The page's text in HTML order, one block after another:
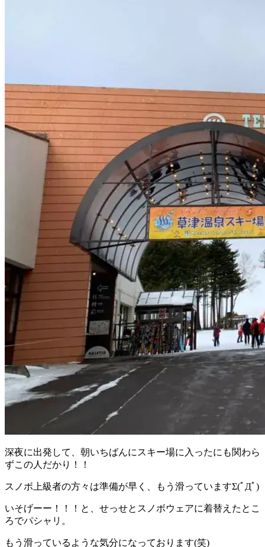
深夜に出発して、朝いちばんにスキー場に入ったにも関わら
ずこの人だかり！！
スノボ上級者の方々は準備が早く、もう滑っていますΣ(ﾟДﾟ)
いそげーー！！！と、せっせとスノボウェアに着替えたとこ
ろでパシャリ。
もう滑っているような気分になっております(笑)